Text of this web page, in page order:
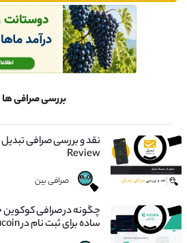
بررسی صرافی ها
Review
صرافی بین
ساده برای ثبت نام در Kucoin